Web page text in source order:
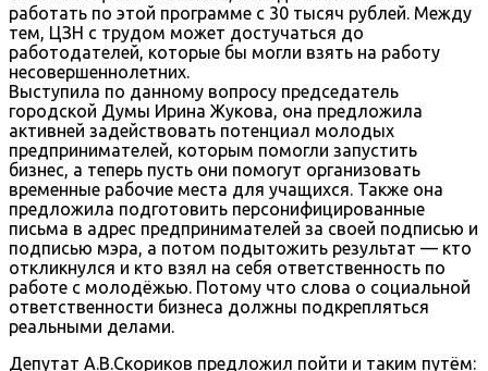
работать по этой программе с 30 тысяч рублей. Между
тем, ЦЗН с трудом может достучаться до
работодателей, которые бы могли взять на работу
несовершеннолетних.
Выступила по данному вопросу председатель
городской Думы Ирина Жукова, она предложила
активней задействовать потенциал молодых
предпринимателей, которым помогли запустить
бизнес, а теперь пусть они помогут организовать
временные рабочие места для учащихся. Также она
предложила подготовить персонифицированные
письма в адрес предпринимателей за своей подписью и
подписью мэра, а потом подытожить результат — кто
откликнулся и кто взял на себя ответственность по
работе с молодёжью. Потому что слова о социальной
ответственности бизнеса должны подкрепляться
реальными делами.
Депутат А.В.Скориков предложил пойти и таким путём: